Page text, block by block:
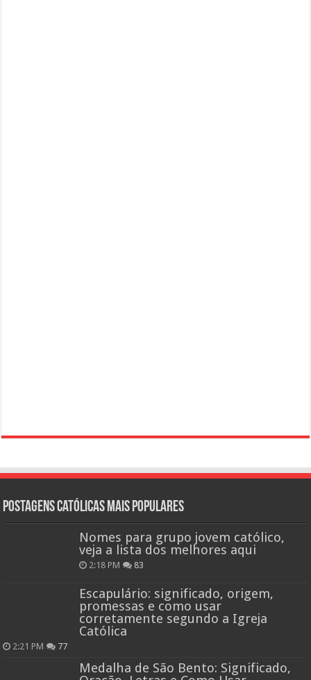
Postagens católicas mais Populares
Nomes para grupo jovem católico,
veja a lista dos melhores aqui
2:18 PM 83
Escapulário: significado, origem,
promessas e como usar
corretamente segundo a Igreja
Católica
2:21 PM 77
Medalha de São Bento: Significado,